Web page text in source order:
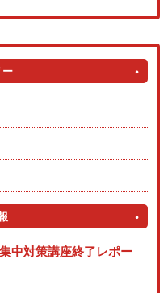
ー
中対策講座終了レポー